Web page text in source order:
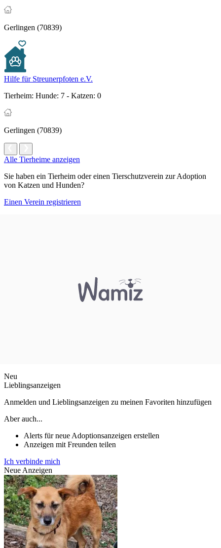
Gerlingen (70839)
Hilfe für Streunerpfoten e.V.
Tierheim: Hunde: 7 - Katzen: 0
Gerlingen (70839)
Alle Tierheime anzeigen
Sie haben ein Tierheim oder einen Tierschutzverein zur Adoption
von Katzen und Hunden?
Einen Verein registrieren
Neu
Lieblingsanzeigen
Anmelden und Lieblingsanzeigen zu meinen Favoriten hinzufügen
Aber auch...
Alerts für neue Adoptionsanzeigen erstellen
Anzeigen mit Freunden teilen
Ich verbinde mich
Neue Anzeigen